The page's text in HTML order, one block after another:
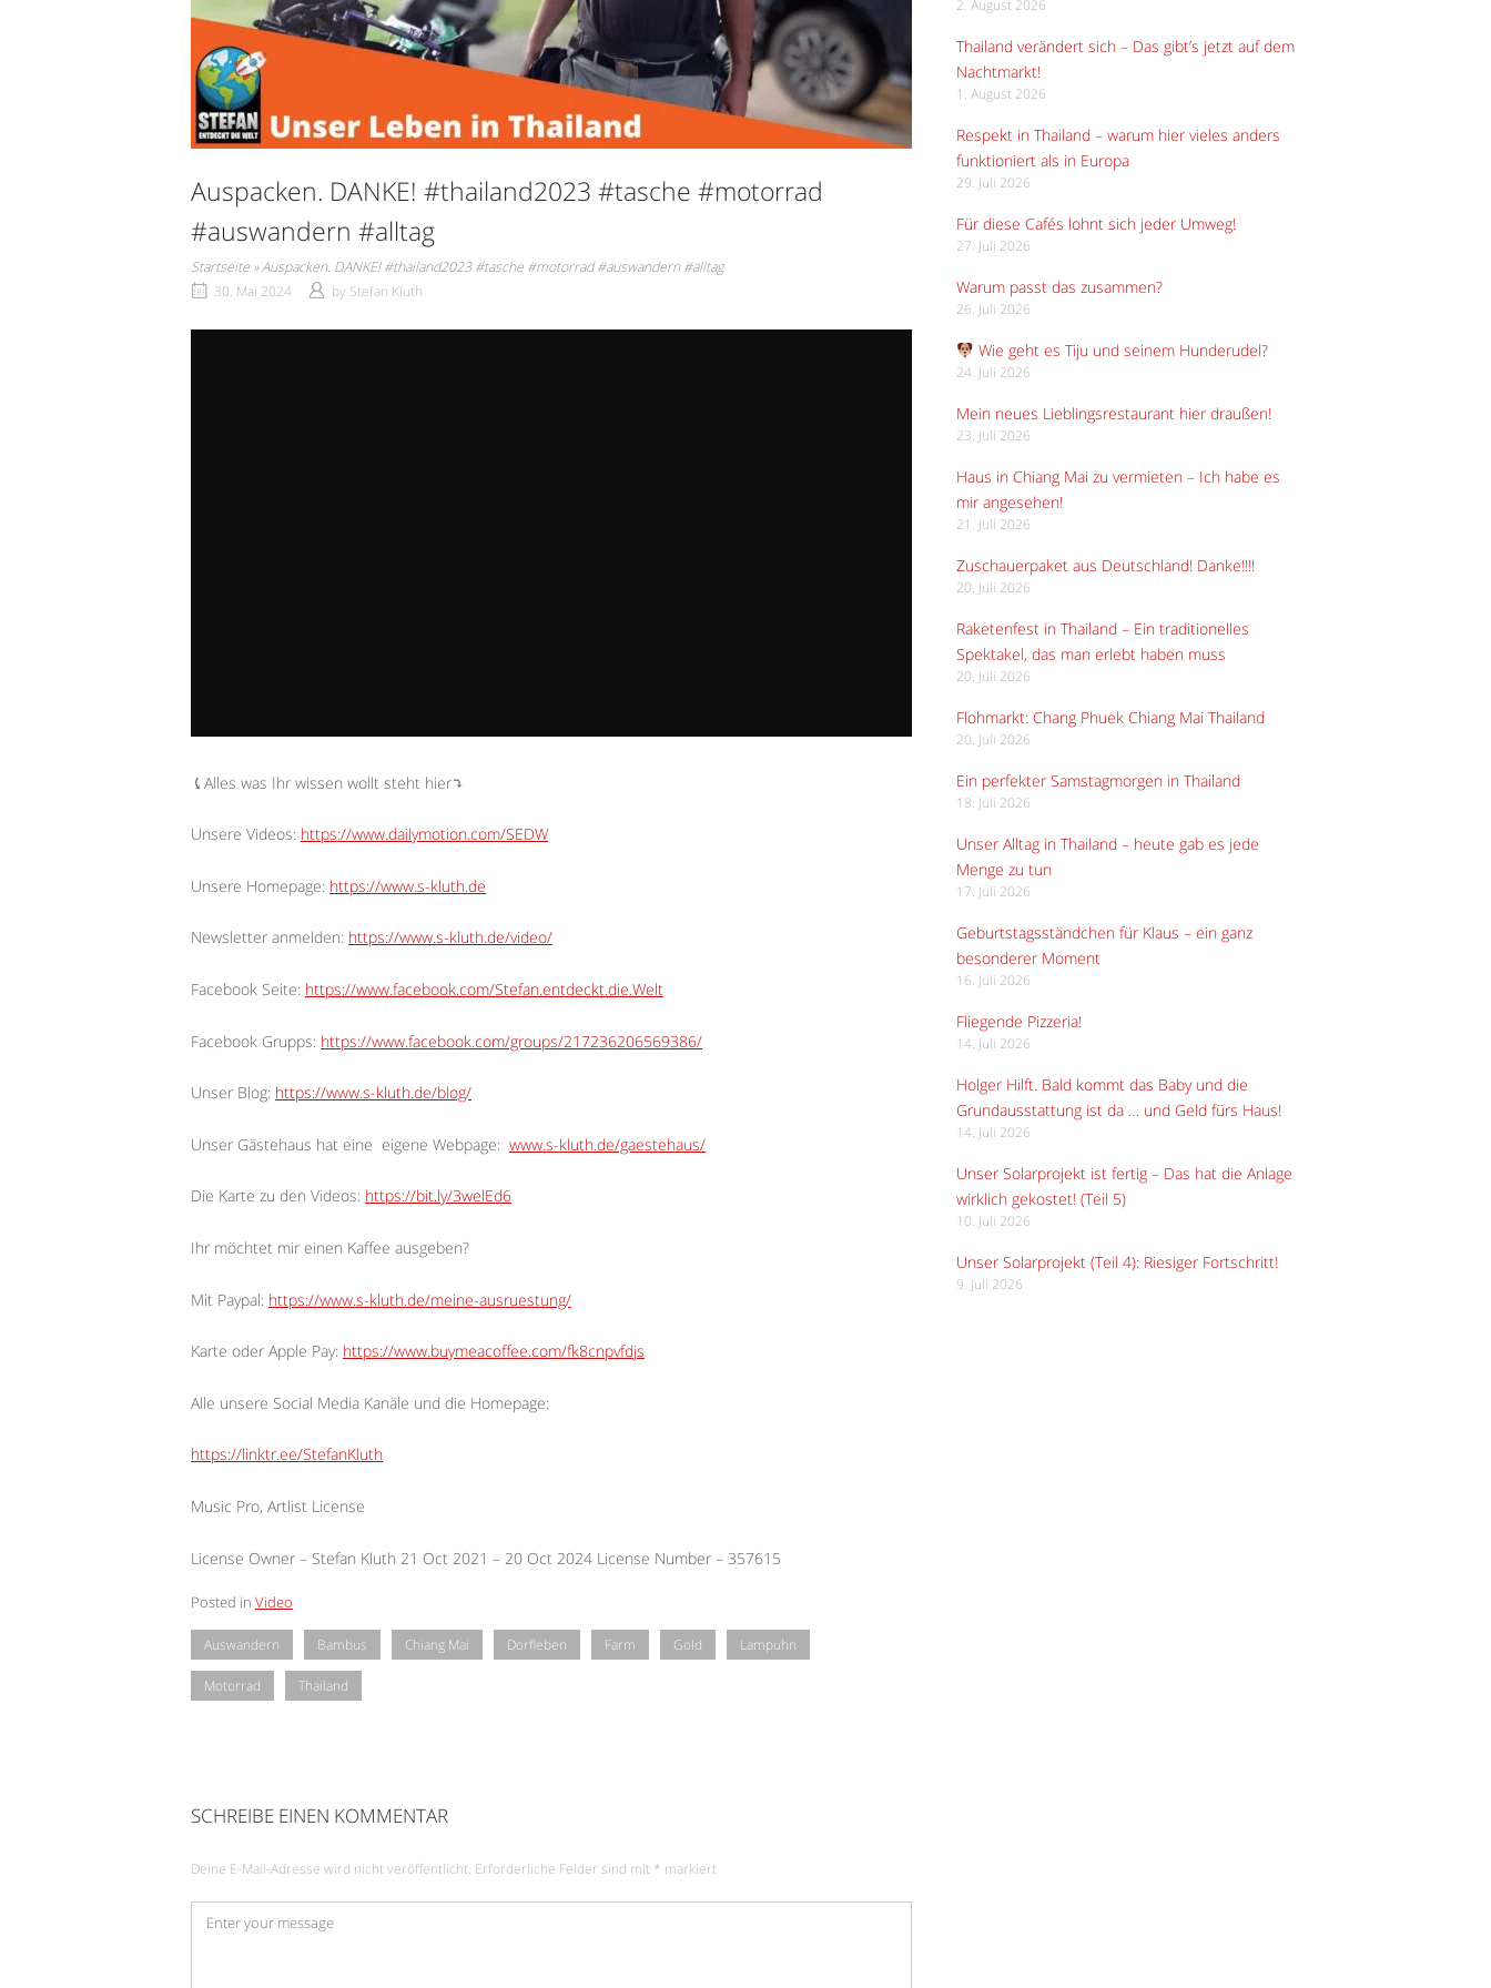
Auspacken. DANKE! #thailand2023 #tasche #motorrad
#auswandern #alltag
Startseite »Auspacken. DANKE! #thailand2023 #tasche #motorrad #auswandern #alltag
30. Mai 2024
by Stefan Kluth
⤹Alles was Ihr wissen wollt steht hier⤵︎
Unsere Videos: https://www.dailymotion.com/SEDW
Unsere Homepage: https://www.s-kluth.de
Newsletter anmelden: https://www.s-kluth.de/video/
Facebook Seite: https://www.facebook.com/Stefan.entdeckt.die.Welt
Facebook Grupps: https://www.facebook.com/groups/217236206569386/
Unser Blog: https://www.s-kluth.de/blog/
Unser Gästehaus hat eine eigene Webpage: www.s-kluth.de/gaestehaus/
Die Karte zu den Videos: https://bit.ly/3welEd6
Ihr möchtet mir einen Kaffee ausgeben?
Mit Paypal: https://www.s-kluth.de/meine-ausruestung/
Karte oder Apple Pay: https://www.buymeacoffee.com/fk8cnpvfdjs
Alle unsere Social Media Kanäle und die Homepage:
https://linktr.ee/StefanKluth
Music Pro, Artlist License
License Owner – Stefan Kluth 21 Oct 2021 – 20 Oct 2024 License Number – 357615
Posted in Video
Auswandern Bambus Chiang Mai Dorfleben Farm Gold Lampuhn
Motorrad Thailand
SCHREIBE EINEN KOMMENTAR
Deine E-Mail-Adresse wird nicht veröffentlicht. Erforderliche Felder sind mit * markiert
Kommentar
2. August 2026
Thailand verändert sich – Das gibt’s jetzt auf dem
Nachtmarkt!
1. August 2026
Respekt in Thailand – warum hier vieles anders
funktioniert als in Europa
29. Juli 2026
Für diese Cafés lohnt sich jeder Umweg!
27. Juli 2026
Warum passt das zusammen?
26. Juli 2026
Wie geht es Tiju und seinem Hunderudel?
24. Juli 2026
Mein neues Lieblingsrestaurant hier draußen!
23. Juli 2026
Haus in Chiang Mai zu vermieten – Ich habe es
mir angesehen!
21. Juli 2026
Zuschauerpaket aus Deutschland! Danke!!!!
20. Juli 2026
Raketenfest in Thailand – Ein traditionelles
Spektakel, das man erlebt haben muss
20. Juli 2026
Flohmarkt: Chang Phuek Chiang Mai Thailand
20. Juli 2026
Ein perfekter Samstagmorgen in Thailand
18. Juli 2026
Unser Alltag in Thailand – heute gab es jede
Menge zu tun
17. Juli 2026
Geburtstagsständchen für Klaus – ein ganz
besonderer Moment
16. Juli 2026
Fliegende Pizzeria!
14. Juli 2026
Holger Hilft. Bald kommt das Baby und die
Grundausstattung ist da … und Geld fürs Haus!
14. Juli 2026
Unser Solarprojekt ist fertig – Das hat die Anlage
wirklich gekostet! (Teil 5)
10. Juli 2026
Unser Solarprojekt (Teil 4): Riesiger Fortschritt!
9. Juli 2026